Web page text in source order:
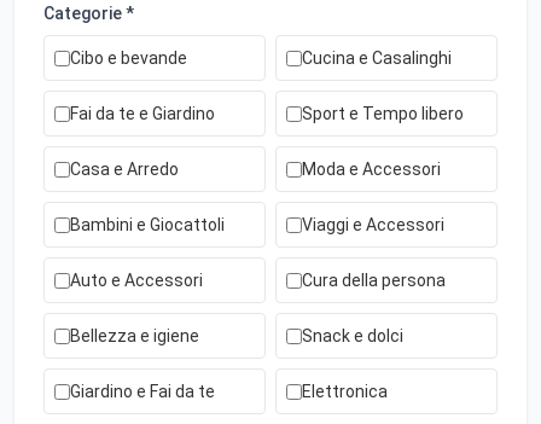
Categorie *
Cibo e bevande Cucina e Casalinghi
Fai da te e Giardino Sport e Tempo libero
Casa e Arredo Moda e Accessori
Bambini e Giocattoli Viaggi e Accessori
Auto e Accessori Cura della persona
Bellezza e igiene Snack e dolci
Giardino e Fai da te Elettronica